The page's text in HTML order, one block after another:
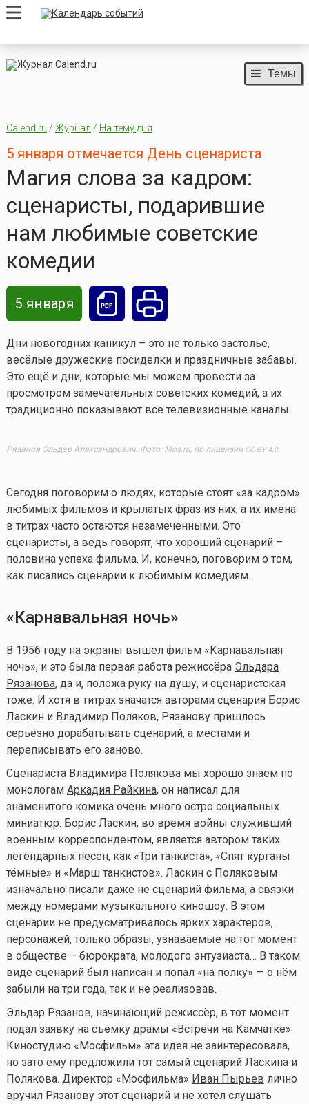
Темы
Calend.ru / Журнал / На тему дня
5 января отмечается День сценариста
Магия слова за кадром:
сценаристы, подарившие
нам любимые советские
комедии
5 января
Дни новогодних каникул – это не только застолье,
весёлые дружеские посиделки и праздничные забавы.
Это ещё и дни, которые мы можем провести за
просмотром замечательных советских комедий, а их
традиционно показывают все телевизионные каналы.
Рязанов Эльдар Александрович. Фото: Mos.ru, по лицензии CC BY 4.0
Сегодня поговорим о людях, которые стоят «за кадром»
любимых фильмов и крылатых фраз из них, а их имена
в титрах часто остаются незамеченными. Это
сценаристы, а ведь говорят, что хороший сценарий –
половина успеха фильма. И, конечно, поговорим о том,
как писались сценарии к любимым комедиям.
«Карнавальная ночь»
В 1956 году на экраны вышел фильм «Карнавальная
ночь», и это была первая работа режиссёра Эльдара
Рязанова, да и, положа руку на душу, и сценаристская
тоже. И хотя в титрах значатся авторами сценария Борис
Ласкин и Владимир Поляков, Рязанову пришлось
серьёзно дорабатывать сценарий, а местами и
переписывать его заново.
Сценариста Владимира Полякова мы хорошо знаем по
монологам Аркадия Райкина, он написал для
знаменитого комика очень много остро социальных
миниатюр. Борис Ласкин, во время войны служивший
военным корреспондентом, является автором таких
легендарных песен, как «Три танкиста», «Спят курганы
тёмные» и «Марш танкистов». Ласкин с Поляковым
изначально писали даже не сценарий фильма, а связки
между номерами музыкального киношоу. В этом
сценарии не предусматривалось ярких характеров,
персонажей, только образы, узнаваемые на тот момент
в обществе – бюрократа, молодого энтузиаста… В таком
виде сценарий был написан и попал «на полку» — о нём
забыли на три года, так и не реализовав.
Эльдар Рязанов, начинающий режиссёр, в тот момент
подал заявку на съёмку драмы «Встречи на Камчатке».
Киностудию «Мосфильм» эта идея не заинтересовала,
но зато ему предложили тот самый сценарий Ласкина и
Полякова. Директор «Мосфильма» Иван Пырьев лично
вручил Рязанову этот сценарий и не хотел слушать